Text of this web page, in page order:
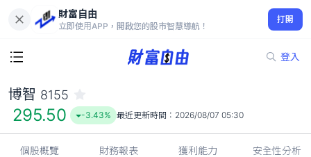
財富自由
立即使用APP，開啟您的股市智慧導航！
打開
登入
295.50
-3.43%
博智 8155
295.50 -3.43% 最近更新時間： 2026/08/07 05:30
個股概覽 財務報表 獲利能力 安全性分析